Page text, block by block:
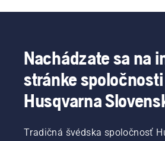
spoločnosti
postupnom
raste.
Medzi
švédskymi
sa
Nachádzate sa na
stránke spoločnosti
Husqvarna
Tradičná švédska spoločnosť